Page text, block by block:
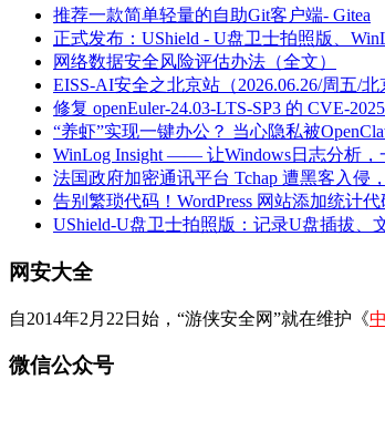
推荐一款简单轻量的自助Git客户端- Gitea
正式发布：UShield - U盘卫士拍照版、
网络数据安全风险评估办法（全文）
EISS-AI安全之北京站（2026.06.26/周五/北
修复 openEuler-24.03-LTS-SP3 的 CVE-
“养虾”实现一键办公？ 当心隐私被
WinLog Insight —— 让Windows日志分析，
法国政府加密通讯平台 Tchap 遭黑客入侵
告别繁琐代码！WordPress 网站添加统计
UShield-U盘卫士拍照版：记录U盘插拔、
网安大全
自2014年2月22日始，“游侠安全网”就在维护《
微信公众号